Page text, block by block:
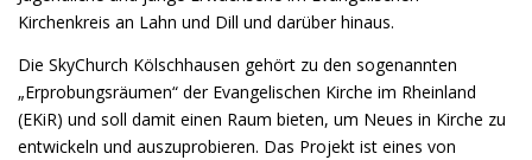
Kirchenkreis an Lahn und Dill und darüber hinaus.
Die SkyChurch Kölschhausen gehört zu den sogenannten
„Erprobungsräumen“ der Evangelischen Kirche im Rheinland
(EKiR) und soll damit einen Raum bieten, um Neues in Kirche zu
entwickeln und auszuprobieren. Das Projekt ist eines von